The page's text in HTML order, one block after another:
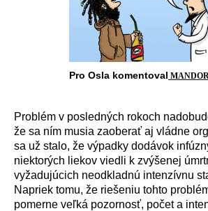
Pro Osla komentoval
Probl ém v posledných rokoch
že sa ním musia zaoberať aj vl ádne
sa už stalo, že výpadky dodávok infú
niektorých liekov viedli k zvýšenej ú
vyžadujúcich neodkladnú intenzívnu
Napriek tomu, že riešeniu tohto probl é
pomerne veľká pozornosť, počet a